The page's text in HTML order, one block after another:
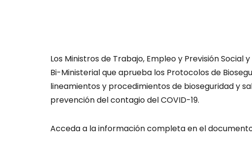
Los Ministros de Trabajo, Empleo y Previsión Social
Bi-Ministerial que aprueba los Protocolos de
lineamientos y procedimientos de bioseguridad y
prevención del contagio del COVID-19.
Acceda a la información completa en el